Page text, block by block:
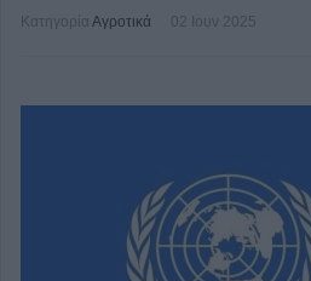
Κατηγορία Αγροτικά 02 Ιουν 2025